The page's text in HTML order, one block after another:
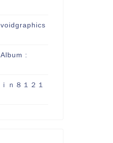
voidgraphics
Album :
ｉｎ８１２１